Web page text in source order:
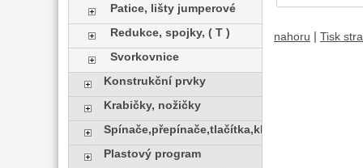
nahoru Tisk
Patice, lišty jumperové
Redukce, spojky, ( T )
Svorkovnice
Konstrukční prvky
Krabičky, nožičky
Spínače,přepínače,tlačítka,klávesy
Plastový program